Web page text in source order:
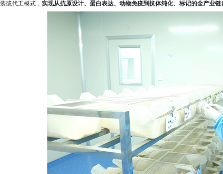
装或代工模式， 实现从抗原设计、蛋白表达、动物免疫到抗体纯化、标记的全产业链